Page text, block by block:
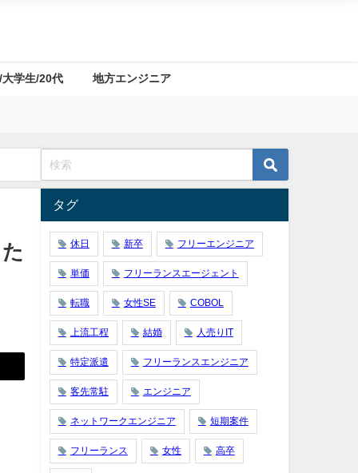
大学生/20代 地方エンジニア
タグ
休日 新卒 フリーエンジニア
単価 フリーランスエージェント
転職 女性SE COBOL
上流工程 結婚 人売りIT
特定派遣 フリーランスエンジニア
客先常駐 エンジニア
ネットワークエンジニア 短期案件
フリーランス 女性 高卒